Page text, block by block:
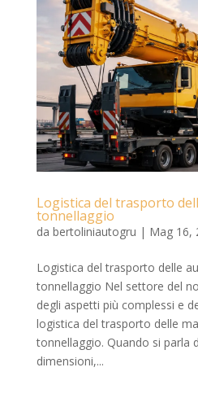
Logistica del trasporto
tonnellaggio
da bertoliniautogru | Mag 16,
Logistica del trasporto delle
tonnellaggio Nel settore del
degli aspetti più complessi e
logistica del trasporto delle
tonnellaggio. Quando si parla
dimensioni,...